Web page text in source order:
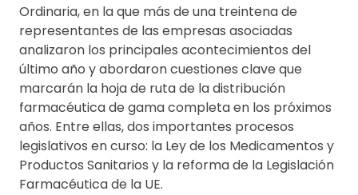
Ordinaria, en la que más de una treintena de
representantes de las empresas asociadas
analizaron los principales acontecimientos del
último año y abordaron cuestiones clave que
marcarán la hoja de ruta de la distribución
farmacéutica de gama completa en los próximos
años. Entre ellas, dos importantes procesos
legislativos en curso: la Ley de los Medicamentos y
Productos Sanitarios y la reforma de la Legislación
Farmacéutica de la UE.